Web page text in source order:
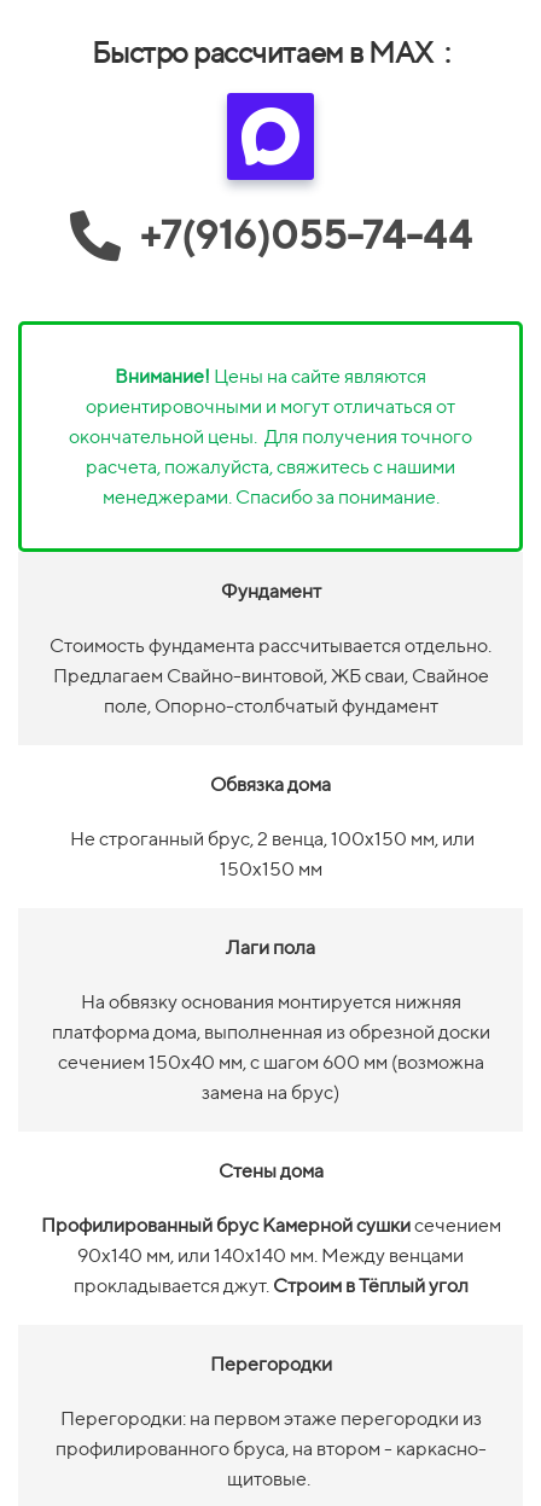
Быстро рассчитаем в MAX :
+7(916)055-74-44
Внимание! Цены на сайте являются
ориентировочными и могут отличаться от
окончательной цены. Для получения точного
расчета, пожалуйста, свяжитесь с нашими
менеджерами. Спасибо за понимание.
Фундамент
Стоимость фундамента рассчитывается отдельно.
Предлагаем Свайно-винтовой, ЖБ сваи, Свайное
поле, Опорно-столбчатый фундамент
Обвязка дома
Не строганный брус, 2 венца, 100х150 мм, или
150х150 мм
Лаги пола
На обвязку основания монтируется нижняя
платформа дома, выполненная из обрезной доски
сечением 150х40 мм, с шагом 600 мм (возможна
замена на брус)
Стены дома
Профилированный брус Камерной сушкисечением
90х140 мм, или 140х140 мм. Между венцами
прокладывается джут.Строим в Тёплый угол
Перегородки
Перегородки: на первом этаже перегородки из
профилированного бруса, на втором - каркасно-
щитовые.